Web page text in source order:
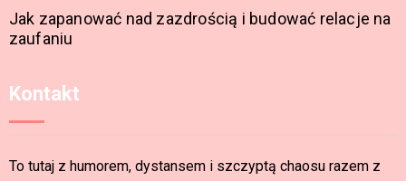
Jak zapanować nad zazdrością i budować relacje na
zaufaniu
Kontakt
To tutaj z humorem, dystansem i szczyptą chaosu razem z